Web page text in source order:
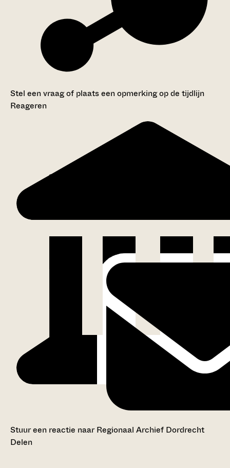
Stel een vraag of plaats een opmerking op de tijdlijn
Reageren
Stuur een reactie naar Regionaal Archief Dordrecht
Delen